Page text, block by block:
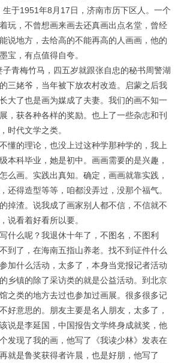
于1951年8月17日，济南市历下区人。一个
玩，不曾想画来画去还真画出点名堂，曾经
说地方，去给高的不能再高的人画画，他的
宝，有点值得自夸。
青梅竹马，四五岁就跟张自忠的秘书周警湖
三姥爷，当年被下放农村改造。启蒙之后我
大了也是画为媒成了夫妻。我们的画不知一
，获各种各样的奖励。也上了一些杂志和刊
时代文学之类。
懂的理论，也没上过这种学那种学的，我上
本科毕业，她是初中。画画需要的是兴趣，
么画。实践出真知。确定，画画就靠实践，
还得造型等等，咱都没弄过，没那个福气。
掉渣。说我成了画家别人都不信，不信就不
说看着好看所以要。
什么呢？我退休十年了，不图名，不图利
到了，在海南五指山养老。找不到证件什么
加什么活动，太多了，本身当党报记者活动
乡镇的除了采访类的就是公益活动。到北京
之类的地方去过也参加过画展。很多很多记
好意思的。朋友主要是名人朋友，太多了，
说是李延国，中国报告文学终身成就奖，他
发现了我的画，他写了《我读少林》发表在
就是鲁奖获得者许晨，也是好朋，他写了